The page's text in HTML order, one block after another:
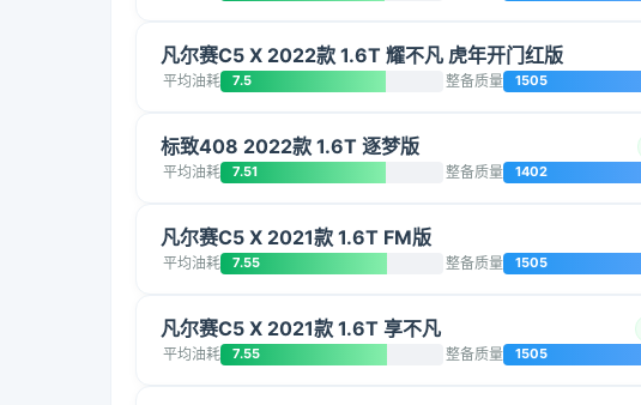
凡尔赛C5 X 2022款 1.6T 耀不凡 虎年开门红版
平均油耗 7.5 整备质量 1505
标致408 2022款 1.6T 逐梦版
平均油耗 7.51 整备质量 1402
凡尔赛C5 X 2021款 1.6T FM版
平均油耗 7.55 整备质量 1505
凡尔赛C5 X 2021款 1.6T 享不凡
平均油耗 7.55 整备质量 1505